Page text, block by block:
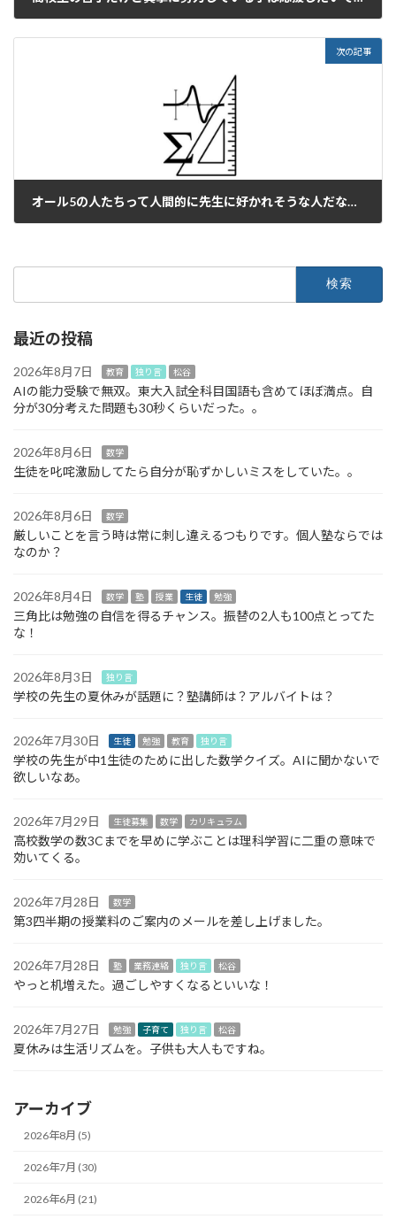
次の記事
オール5の人たちって人間的に先生に好かれそうな人だなあ。
最近の投稿
2026年8月7日 教育 独り言 松谷
AIの能力受験で無双。東大入試全科目国語も含めてほぼ満点。自
分が30分考えた問題も30秒くらいだった。。
2026年8月6日 数学
生徒を叱咤激励してたら自分が恥ずかしいミスをしていた。。
2026年8月6日 数学
厳しいことを言う時は常に刺し違えるつもりです。個人塾ならでは
なのか？
2026年8月4日 数学 塾 授業 生徒 勉強
三角比は勉強の自信を得るチャンス。振替の2人も100点とってた
な！
2026年8月3日 独り言
学校の先生の夏休みが話題に？塾講師は？アルバイトは？
2026年7月30日 生徒 勉強 教育 独り言
学校の先生が中1生徒のために出した数学クイズ。AIに聞かないで
欲しいなあ。
2026年7月29日 生徒募集 数学 カリキュラム
高校数学の数3Cまでを早めに学ぶことは理科学習に二重の意味で
効いてくる。
2026年7月28日 数学
第3四半期の授業料のご案内のメールを差し上げました。
2026年7月28日 塾 業務連絡 独り言 松谷
やっと机増えた。過ごしやすくなるといいな！
2026年7月27日 勉強 子育て 独り言 松谷
夏休みは生活リズムを。子供も大人もですね。
アーカイブ
2026年8月 (5)
2026年7月 (30)
2026年6月 (21)